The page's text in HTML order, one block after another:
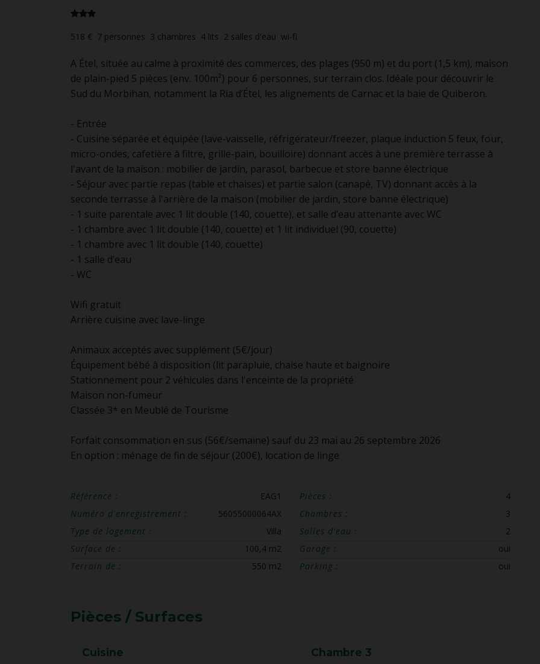
518 € 7 personnes 3 chambres 4 lits 2 salles d'eau wi-fi
A Étel, située au calme à proximité des commerces, des plages (950 m) et du port (1,5 km), maison
de plain-pied 5 pièces (env. 100m²) pour 6 personnes, sur terrain clos. Idéale pour découvrir le
Sud du Morbihan, notamment la Ria d’Étel, les alignements de Carnac et la baie de Quiberon.
- Entrée
- Cuisine séparée et équipée (lave-vaisselle, réfrigérateur/freezer, plaque induction 5 feux, four,
micro-ondes, cafetière à filtre, grille-pain, bouilloire) donnant accès à une première terrasse à
l'avant de la maison : mobilier de jardin, parasol, barbecue et store banne électrique
- Séjour avec partie repas (table et chaises) et partie salon (canapé, TV) donnant accès à la
seconde terrasse à l'arrière de la maison (mobilier de jardin, store banne électrique)
- 1 suite parentale avec 1 lit double (140, couette), et salle d’eau attenante avec WC
- 1 chambre avec 1 lit double (140, couette) et 1 lit individuel (90, couette)
- 1 chambre avec 1 lit double (140, couette)
- 1 salle d’eau
- WC
Wifi gratuit
Arrière cuisine avec lave-linge
Animaux acceptés avec supplément (5€/jour)
Équipement bébé à disposition (lit parapluie, chaise haute et baignoire
Stationnement pour 2 véhicules dans l'enceinte de la propriété
Maison non-fumeur
Classée 3* en Meublé de Tourisme
Forfait consommation en sus (56€/semaine) sauf du 23 mai au 26 septembre 2026
En option : ménage de fin de séjour (200€), location de linge
Référence :
EAG1
Numéro d'enregistrement :
56055000064AX
Type de logement :
Villa
Surface de :
100,4 m2
Terrain de :
550 m2
Pièces :
4
Chambres :
3
Salles d'eau :
2
Garage :
oui
Parking :
oui
Pièces / Surfaces
Cuisine Chambre 3